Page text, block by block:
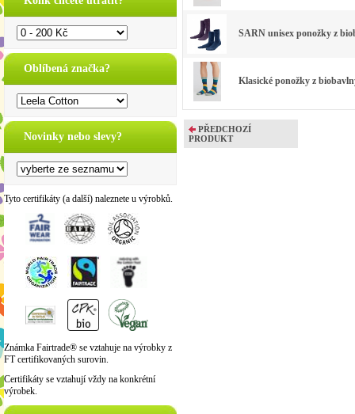
Oblíbená značka?
Novinky nebo slevy?
Tyto certifikáty (a další) naleznete u výrobků.
Známka Fairtrade® se vztahuje na výrobky z
FT certifikovaných surovin.
Certifikáty se vztahují vždy na konkrétní
výrobek.
SARN unisex ponožky z
Klasické ponožky z
PŘEDCHOZÍ
PRODUKT